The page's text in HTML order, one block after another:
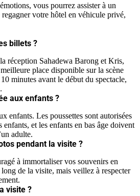
vous pourrez assister à un
votre hôtel en véhicule privé,
billets ?
réception Sahadewa Barong et Kris,
place disponible sur la scène
minutes avant le début du spectacle,
aux enfants ?
enfants. Les poussettes sont autorisées
enfants, et les enfants en bas âge doivent
adulte.
pendant la visite ?
à immortaliser vos souvenirs en
de la visite, mais veillez à respecter
visite ?